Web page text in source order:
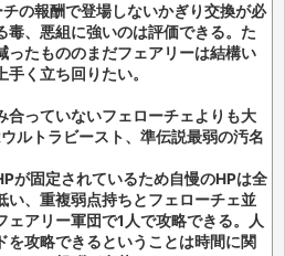
の報酬で登場しないかぎり交換が必
毒、悪組に強いのは評価できる。た
ったもののまだフェアリーは結構い
く立ち回りたい。
合っていないフェローチェよりも大
ルトラビースト、準伝説最弱の汚名
が固定されているため自慢のHPは全
い、重複弱点持ちとフェローチェ並
ェアリー軍団で1人で攻略できる。人
を攻略できるということは時間に関